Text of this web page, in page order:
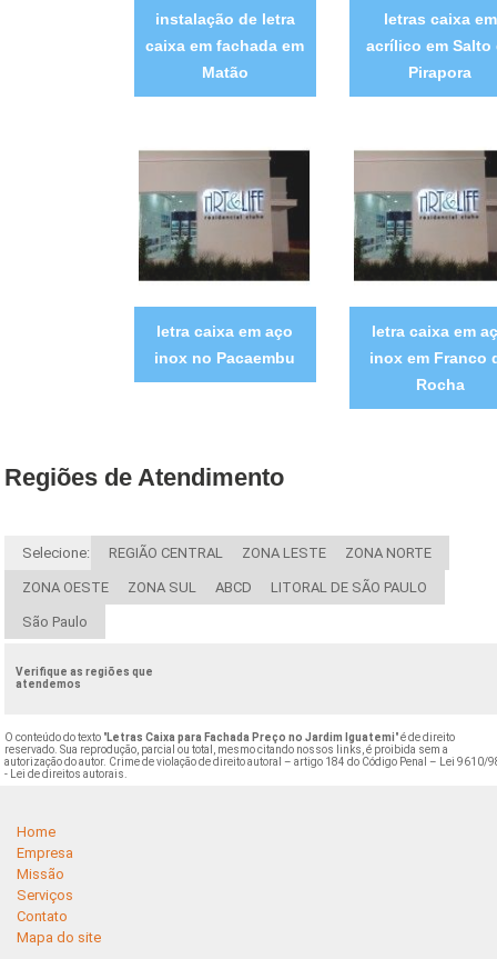
instalação de letra
caixa em fachada em
Matão
letras caixa em
acrílico em Salto
Pirapora
letra caixa em aço
inox no Pacaembu
letra caixa em
inox em Franco
Rocha
Regiões de Atendimento
Selecione: REGIÃO CENTRAL ZONA LESTE ZONA NORTE
ZONA OESTE ZONA SUL ABCD LITORAL DE SÃO PAULO
São Paulo
Verifique as regiões que
atendemos
O conteúdo do texto "Letras Caixa para Fachada Preço no Jardim Iguatemi" é de direito
reservado. Sua reprodução, parcial ou total, mesmo citando nossos links, é proibida sem a
autorização do autor. Crime de violação de direito autoral – artigo 184 do Código Penal –
Lei 9610/
- Lei de direitos autorais
Home
Empresa
Missão
Serviços
Contato
Mapa do site